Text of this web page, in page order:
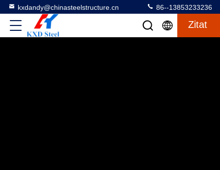
kxdandy@chinasteelstructure.cn 86--13853233236
Zitat